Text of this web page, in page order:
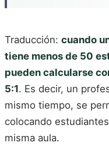
Traducción: cuando
tiene menos de 50
pueden calcularse
5:1. Es decir, un
mismo tiempo, se
colocando
misma aula.